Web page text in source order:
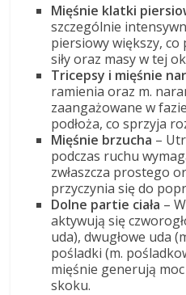
Mięśnie klatki
szczególnie
piersiowy większy, co
siły oraz masy w tej
Tricepsy i mięśnie
ramienia oraz m.
zaangażowane w
podłoża, co sprzyja
Mięśnie brzucha –
podczas ruchu
zwłaszcza prostego
przyczynia się do
Dolne partie ciała –
aktywują się
uda), dwugłowe uda
pośladki (m.
mięśnie generują
skoku.